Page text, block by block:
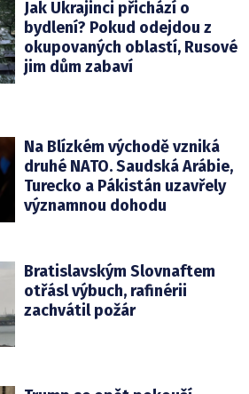
Jak Ukrajinci přichází o
bydlení? Pokud odejdou z
okupovaných oblastí, Rusové
jim dům zabaví
Na Blízkém východě vzniká
druhé NATO. Saudská Arábie,
Turecko a Pákistán uzavřely
významnou dohodu
Bratislavským Slovnaftem
otřásl výbuch, rafinérii
zachvátil požár